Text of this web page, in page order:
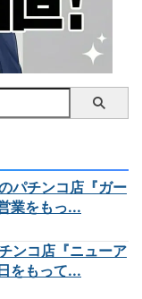
パチンコ店『ガー
業をもっ...
ンコ店『ニューア
をもって...